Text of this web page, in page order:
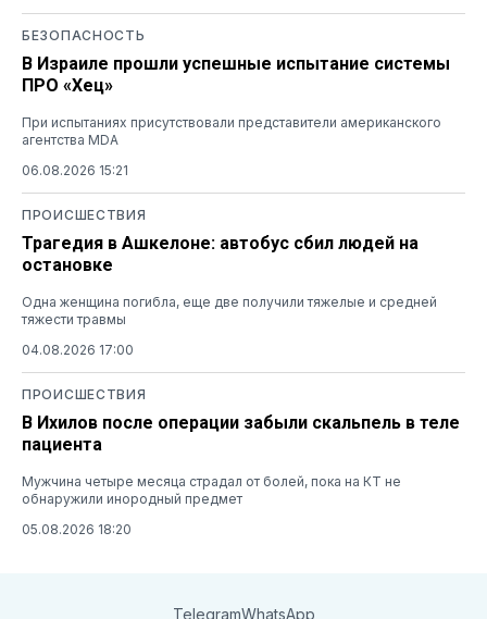
БЕЗОПАСНОСТЬ
В Израиле прошли успешные испытание системы
ПРО «Хец»
При испытаниях присутствовали представители американского
агентства MDA
06.08.2026 15:21
ПРОИСШЕСТВИЯ
Трагедия в Ашкелоне: автобус сбил людей на
остановке
Одна женщина погибла, еще две получили тяжелые и средней
тяжести травмы
04.08.2026 17:00
ПРОИСШЕСТВИЯ
В Ихилов после операции забыли скальпель в теле
пациента
Мужчина четыре месяца страдал от болей, пока на КТ не
обнаружили инородный предмет
05.08.2026 18:20
TelegramWhatsApp